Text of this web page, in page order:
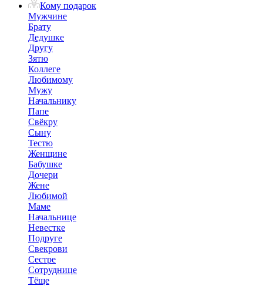
Кому подарок
Мужчине
Брату
Дедушке
Другу
Зятю
Коллеге
Любимому
Мужу
Начальнику
Папе
Свёкру
Сыну
Тестю
Женщине
Бабушке
Дочери
Жене
Любимой
Маме
Начальнице
Невестке
Подруге
Свекрови
Сестре
Сотруднице
Тёще